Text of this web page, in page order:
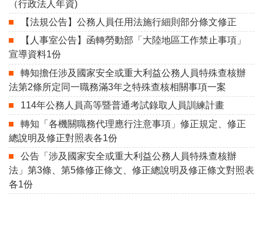
（行政法人年資)
【法規公告】公務人員任用法施行細則部分條文修正
【人事室公告】函轉勞動部「大陸地區工作禁止事項」
宣導資料1份
轉知擔任涉及國家安全或重大利益公務人員特殊查核辦
法第2條所定同一職務滿3年之特殊查核相關事項一案
114年公務人員高等暨普通考試錄取人員訓練計畫
轉知「各機關職務代理應行注意事項」修正規定、修正
總說明及修正對照表各1份
公告「涉及國家安全或重大利益公務人員特殊查核辦
法」第3條、第5條修正條文、修正總說明及修正條文對照表
各1份